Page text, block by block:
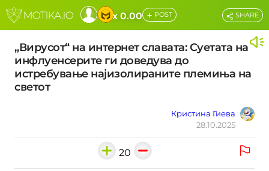
x 0.00 + POST
„Вирусот“ на интернет славата: Суетата на
инфлуенсерите ги доведува до
истребување најизолираните племиња на
светот
Кристина Гиева
28.10.2025
SHARE
20